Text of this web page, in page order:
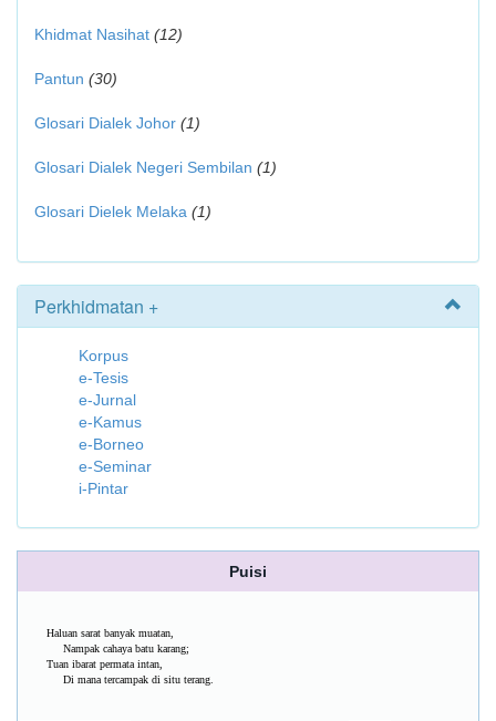
Khidmat Nasihat (12)
Pantun (30)
Glosari Dialek Johor (1)
Glosari Dialek Negeri Sembilan (1)
Glosari Dielek Melaka (1)
Perkhidmatan +
Korpus
e-Tesis
e-Jurnal
e-Kamus
e-Borneo
e-Seminar
i-Pintar
Puisi
Haluan sarat banyak muatan,
Nampak cahaya batu karang;
Tuan ibarat permata intan,
Di mana tercampak di situ terang.